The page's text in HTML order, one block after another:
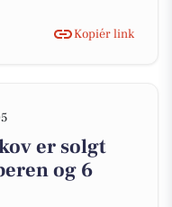
Kopiér link
er solgt
og 6